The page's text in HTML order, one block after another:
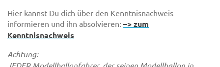
Hier kannst Du dich über den Kenntnisnachweis
informieren und ihn absolvieren: –> zum
Kenntnisnachweis
Achtung: